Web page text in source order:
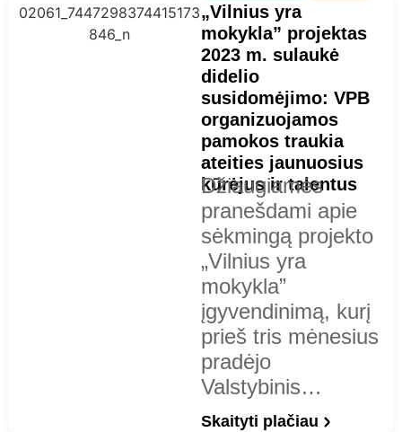
„Vilnius yra
mokykla” projektas
2023 m. sulaukė
didelio
susidomėjimo: VPB
organizuojamos
pamokos traukia
ateities jaunuosius
kūrėjus ir talentus
Džiaugiamės
pranešdami apie
sėkmingą projekto
„Vilnius yra
mokykla”
įgyvendinimą, kurį
prieš tris mėnesius
pradėjo
Valstybinis…
Skaityti plačiau